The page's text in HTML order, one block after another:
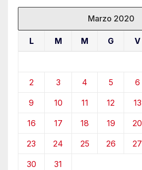
Marzo 2020
L M M G V
2 3 4 5 6
9 10 11 12 13
16 17 18 19 20
23 24 25 26 27
30 31